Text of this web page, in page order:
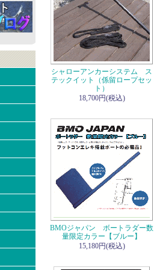
シャローアンカーシステム ス
テックイット（係留ロープセッ
ト）
18,700円(税込)
BMOジャパン ボートラダー数
量限定カラー【ブルー】
15,180円(税込)